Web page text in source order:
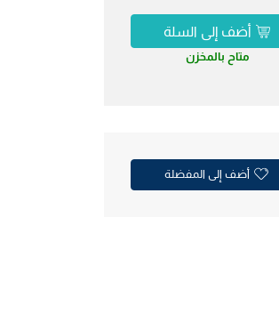
أضف إلى السلة
متاح بالمخزن
أضف إلى المفضلة